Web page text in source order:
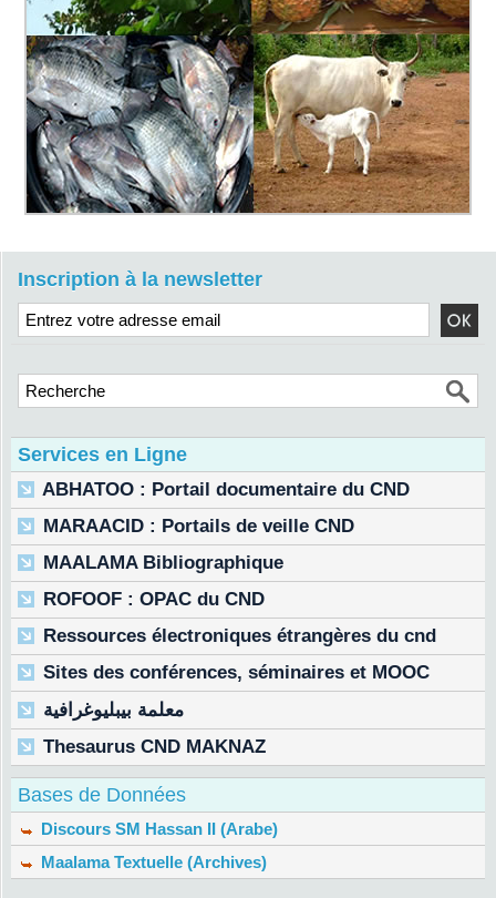
Inscription à la newsletter
Services en Ligne
ABHATOO : Portail documentaire du CND
MARAACID : Portails de veille CND
MAALAMA Bibliographique
ROFOOF : OPAC du CND
Ressources électroniques étrangères du cnd
Sites des conférences, séminaires et MOOC
معلمة بيبليوغرافية
Thesaurus CND MAKNAZ
Bases de Données
Discours SM Hassan II (Arabe)
Maalama Textuelle (Archives)